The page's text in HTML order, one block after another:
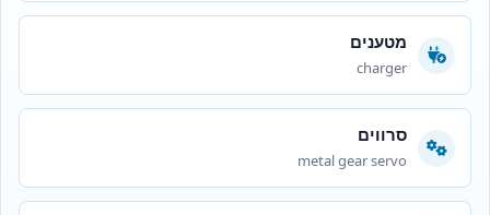
מטענים
charger
סרווים
metal gear servo